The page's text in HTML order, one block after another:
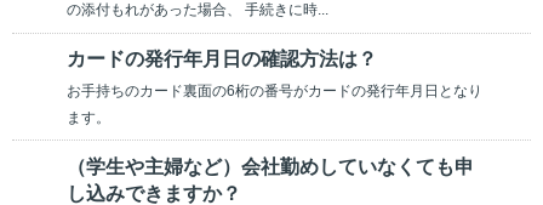
の添付もれがあった場合、 手続きに時...
カードの発行年月日の確認方法は？
お手持ちのカード裏面の6桁の番号がカードの発行年月日となり
ます。
（学生や主婦など）会社勤めしていなくても申
し込みできますか？